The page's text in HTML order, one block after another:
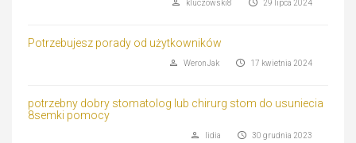
29 lipca 2024
kluczowski8
Potrzebujesz porady od użytkowników
17 kwietnia 2024
WeronJak
potrzebny dobry stomatolog lub chirurg stom do usuniecia
8semki pomocy
30 grudnia 2023
lidia